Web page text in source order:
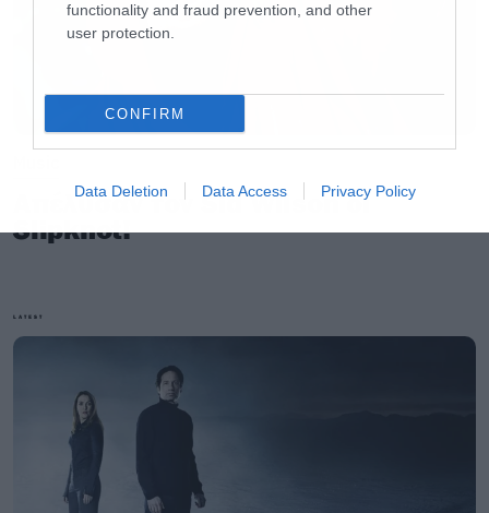
functionality and fraud prevention, and other
user protection.
CONFIRM
Data Deletion Data Access Privacy Policy
Απέλυσαν τον Sid Wilson οι
Slipknot!
LATEST